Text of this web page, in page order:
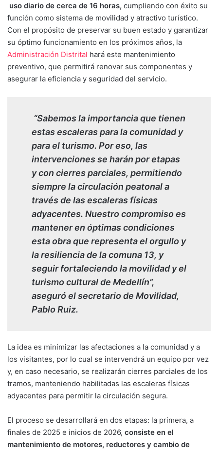
uso diario de cerca de 16 horas, cumpliendo con éxito su
función como sistema de movilidad y atractivo turístico.
Con el propósito de preservar su buen estado y garantizar
su óptimo funcionamiento en los próximos años, la
Administración Distrital hará este mantenimiento
preventivo, que permitirá renovar sus componentes y
asegurar la eficiencia y seguridad del servicio.
“Sabemos la importancia que tienen
estas escaleras para la comunidad y
para el turismo. Por eso, las
intervenciones se harán por etapas
y con cierres parciales, permitiendo
siempre la circulación peatonal a
través de las escaleras físicas
adyacentes. Nuestro compromiso es
mantener en óptimas condiciones
esta obra que representa el orgullo y
la resiliencia de la comuna 13, y
seguir fortaleciendo la movilidad y el
turismo cultural de Medellín”,
aseguró el secretario de Movilidad,
Pablo Ruiz.
La idea es minimizar las afectaciones a la comunidad y a
los visitantes, por lo cual se intervendrá un equipo por vez
y, en caso necesario, se realizarán cierres parciales de los
tramos, manteniendo habilitadas las escaleras físicas
adyacentes para permitir la circulación segura.
El proceso se desarrollará en dos etapas: la primera, a
finales de 2025 e inicios de 2026, consiste en el
mantenimiento de motores, reductores y cambio de